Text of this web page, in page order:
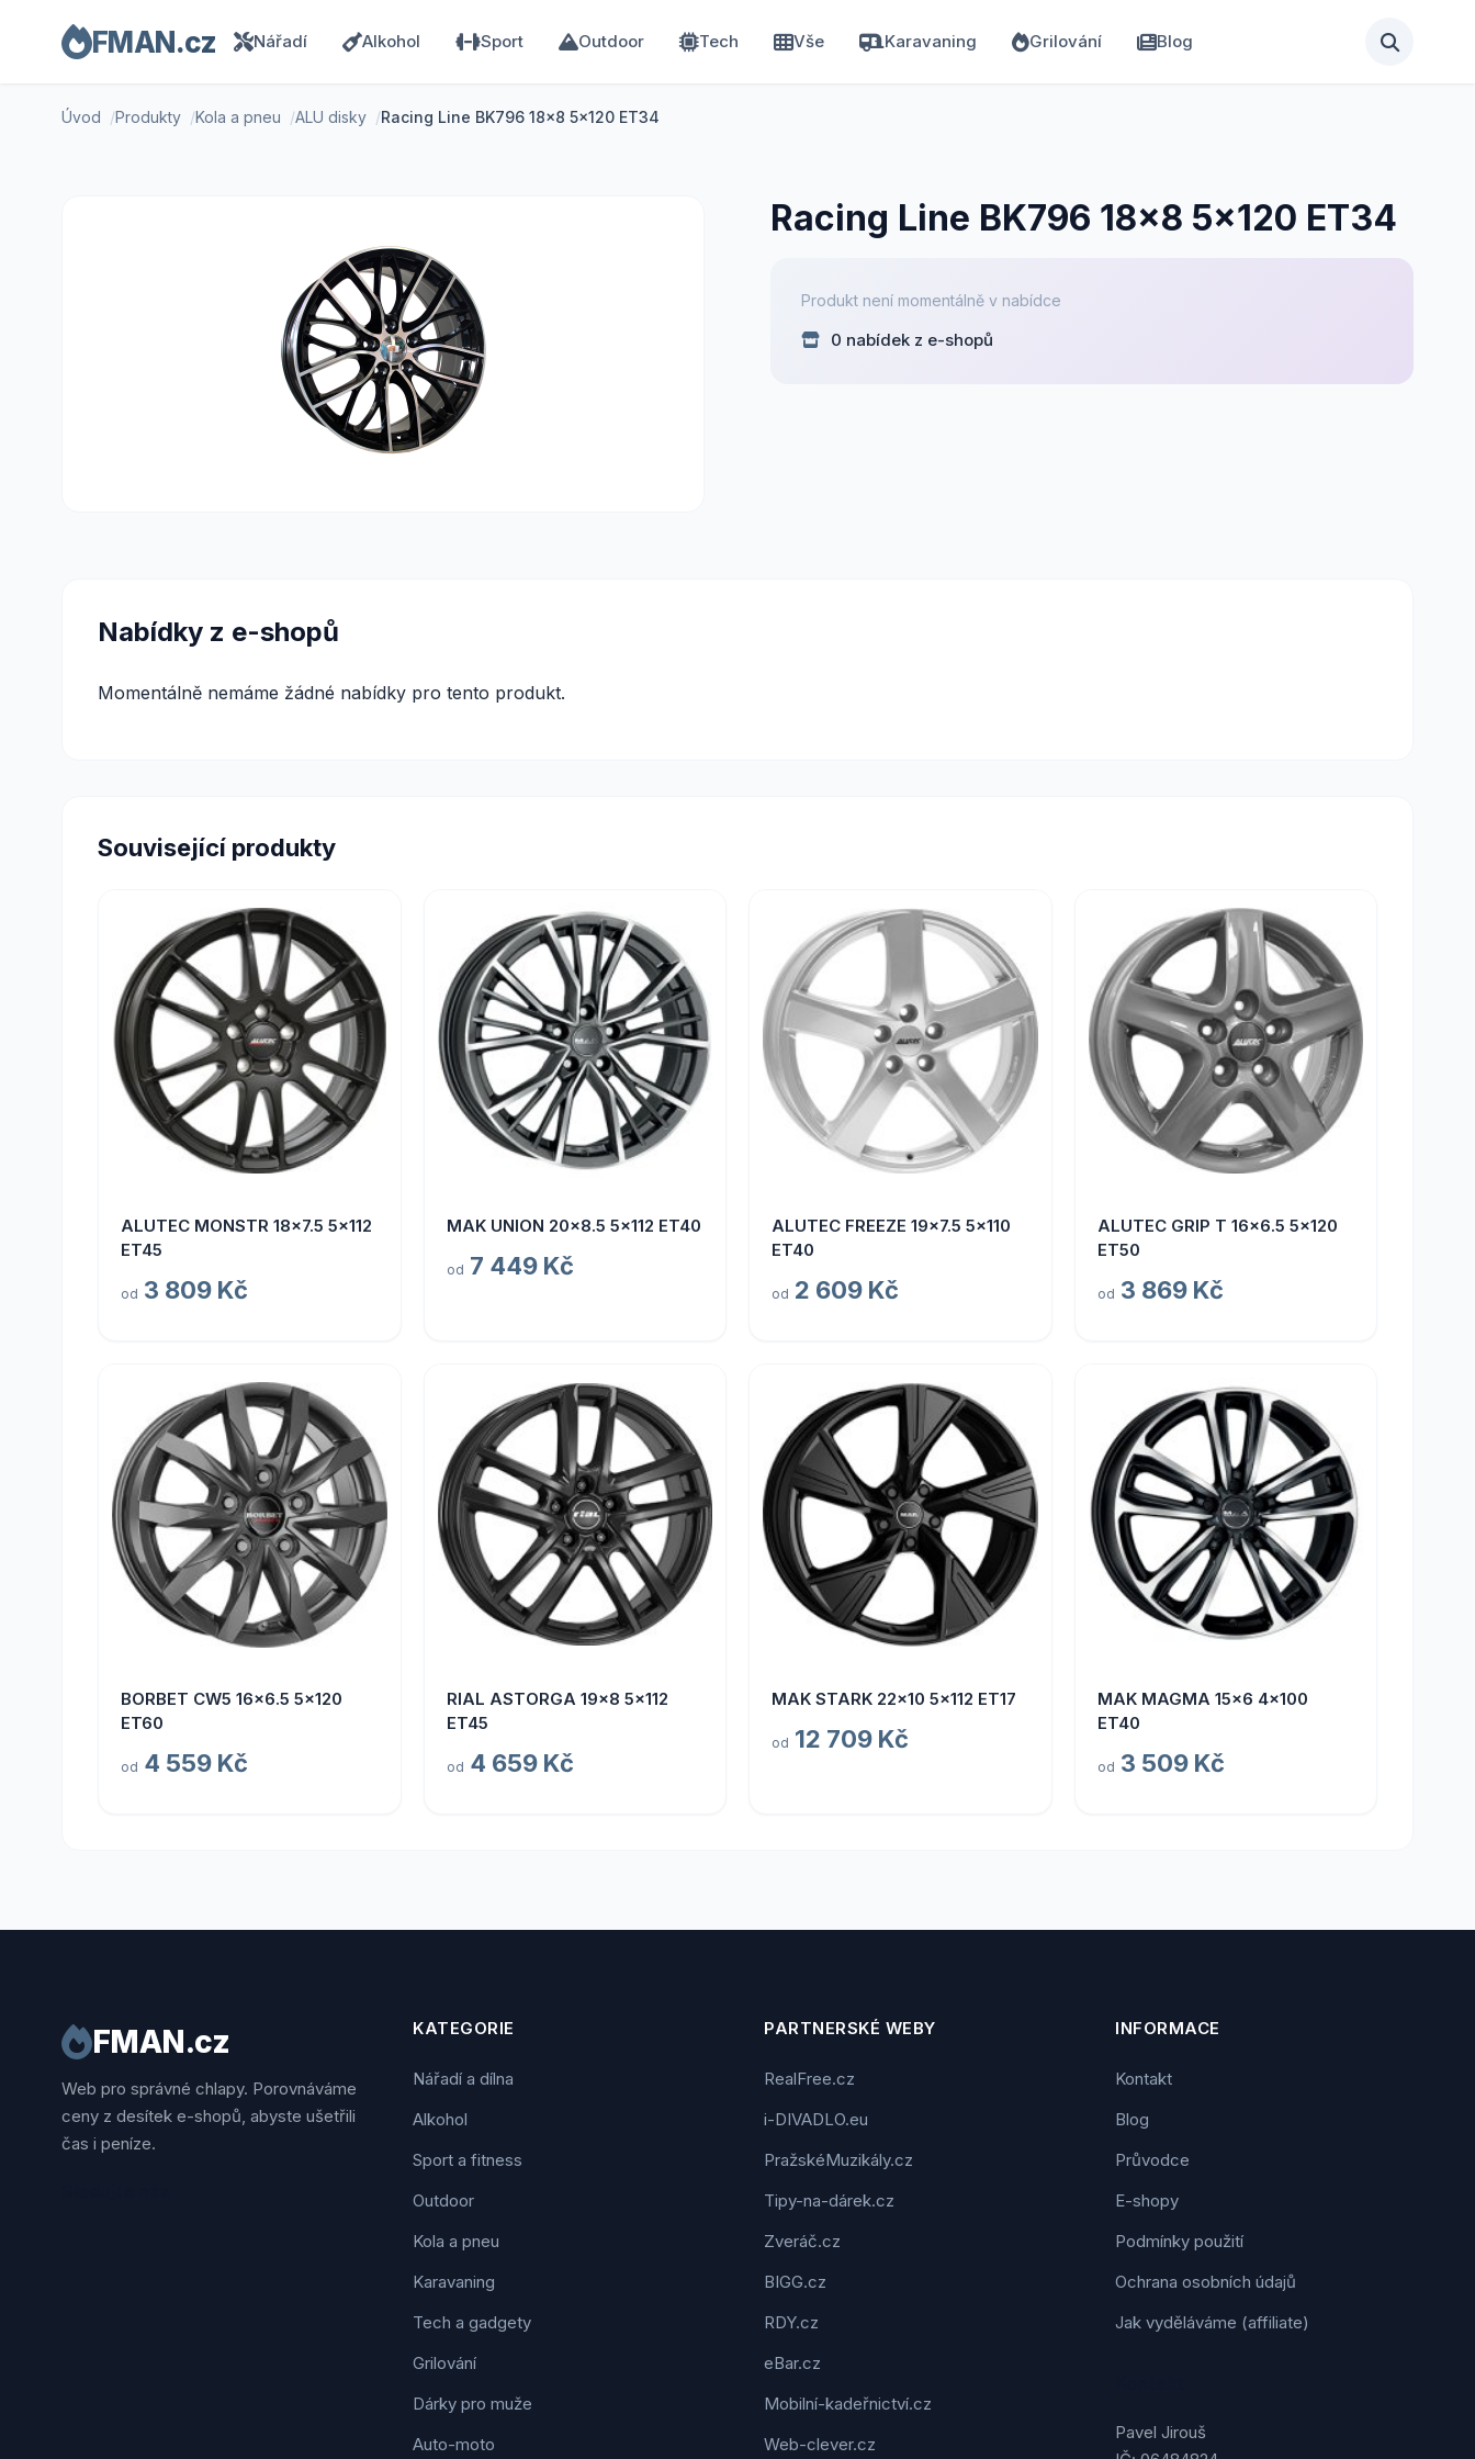
FMAN.cz Nářadí Alkohol Sport Outdoor Tech Vše Karavaning Grilování Blog
Úvod Produkty Kola a pneu ALU disky Racing Line BK796 18x8 5x120 ET34
Racing Line BK796 18x8 5x120 ET34
Produkt není momentálně v nabídce
0 nabídek z e-shopů
Nabídky z e-shopů
Momentálně nemáme žádné nabídky pro tento produkt.
Související produkty
ALUTEC MONSTR 18x7.5 5x112
ET45
od 3 809 Kč
MAK UNION 20x8.5 5x112 ET40
od 7 449 Kč
ALUTEC FREEZE 19x7.5 5x110
ET40
od 2 609 Kč
ALUTEC GRIP T 16x6.5 5x120
ET50
od 3 869 Kč
BORBET CW5 16x6.5 5x120
ET60
od 4 559 Kč
RIAL ASTORGA 19x8 5x112
ET45
od 4 659 Kč
MAK STARK 22x10 5x112 ET17
od 12 709 Kč
MAK MAGMA 15x6 4x100
ET40
od 3 509 Kč
FMAN.cz
Web pro správné chlapy. Porovnáváme
ceny z desítek e-shopů, abyste ušetřili
čas i peníze.
KATEGORIE
Nářadí a dílna
Alkohol
Sport a fitness
Outdoor
Kola a pneu
Karavaning
Tech a gadgety
Grilování
Dárky pro muže
Auto-moto
PARTNERSKÉ WEBY
RealFree.cz
i-DIVADLO.eu
PražskéMuzikály.cz
Tipy-na-dárek.cz
Zveráč.cz
BIGG.cz
RDY.cz
eBar.cz
Mobilní-kadeřnictví.cz
Web-clever.cz
INFORMACE
Kontakt
Blog
Průvodce
E-shopy
Podmínky použití
Ochrana osobních údajů
Jak vyděláváme (affiliate)
Pavel Jirouš